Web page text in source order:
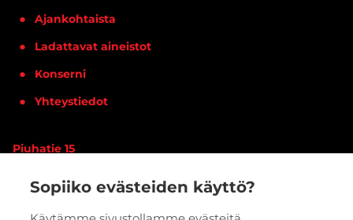
Sopiiko evästeiden käyttö?
Ajankohtaista
Ladattavat aineistot
Konserni
Yhteystiedot
Piuhatie 15